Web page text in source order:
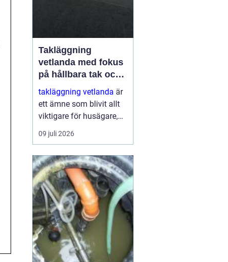
Takläggning
vetlanda med fokus
på hållbara tak och
trygga hus
takläggning vetlanda är
ett ämne som blivit allt
viktigare för husägare,
bostadsrättsföreningar
och fastighetsägare i
skyddar inte bara mot
regn, snö och blåst, utan
påve...
09 juli 2026